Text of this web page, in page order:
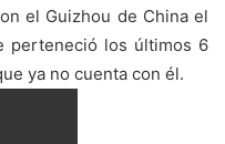
el Guizhou de China el
perteneció los últimos 6
ya no cuenta con él.